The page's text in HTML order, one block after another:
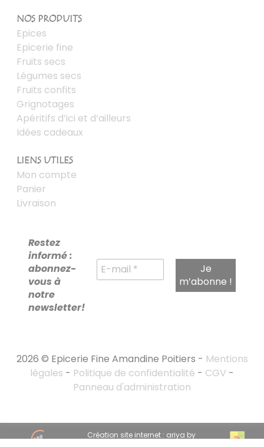
RECHERCHE
POUR :
NOS PRODUITS
Epices
Epicerie fine
Fruits secs
Légumes secs
Fruits confits
Grignotages
Apéritifs d’ici et d’ailleurs
Idées cadeaux
LIENS UTILES
Mon compte
Panier
Livraison
Restez
informé :
abonnez-
vous à
notre
newsletter!
2026 © Epicerie Fine Amandine Poitiers - Mentions
légales - Politique de confidentialité - CGV -
Panneau d'administration
Création site internet : ariya by